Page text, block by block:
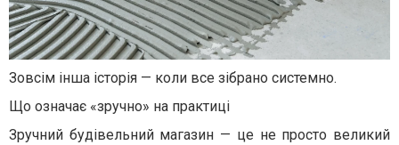
Зовсім інша історія — коли все зібрано системно.
Що означає «зручно» на практиці
Зручний будівельний магазин — це не просто великий